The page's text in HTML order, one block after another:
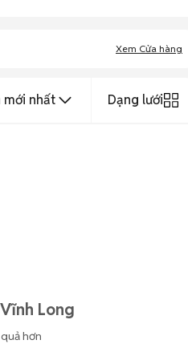
Xem Cửa hàng
mới nhất Dạng lưới
Long
hơn